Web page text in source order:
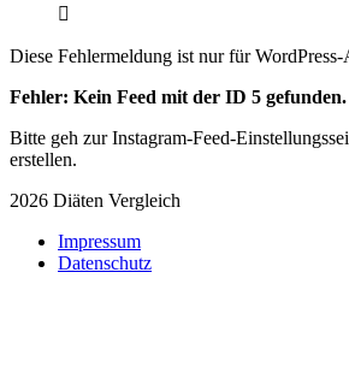
Diese Fehlermeldung ist nur für
Fehler: Kein Feed mit der ID 5 gefunden.
Bitte geh zur Instagram-Feed-
erstellen.
2026 Diäten Vergleich
Impressum
Datenschutz